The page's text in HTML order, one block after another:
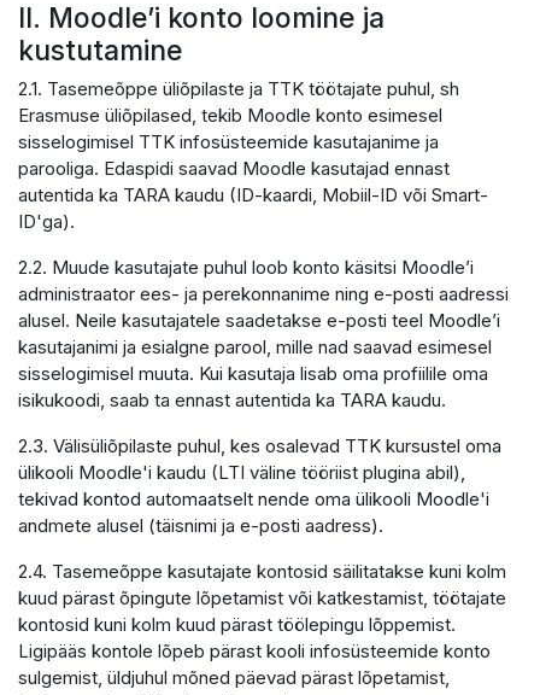
II. Moodle’i konto loomine ja
kustutamine
2.1. Tasemeõppe üliõpilaste ja TTK töötajate puhul, sh
Erasmuse üliõpilased, tekib Moodle konto esimesel
sisselogimisel TTK infosüsteemide kasutajanime ja
parooliga. Edaspidi saavad Moodle kasutajad ennast
autentida ka TARA kaudu (ID-kaardi, Mobiil-ID või Smart-
ID'ga).
2.2. Muude kasutajate puhul loob konto käsitsi Moodle’i
administraator ees- ja perekonnanime ning e-posti aadressi
alusel. Neile kasutajatele saadetakse e-posti teel Moodle’i
kasutajanimi ja esialgne parool, mille nad saavad esimesel
sisselogimisel muuta. Kui kasutaja lisab oma profiilile oma
isikukoodi, saab ta ennast autentida ka TARA kaudu.
2.3. Välisüliõpilaste puhul, kes osalevad TTK kursustel oma
ülikooli Moodle'i kaudu (LTI väline tööriist plugina abil),
tekivad kontod automaatselt nende oma ülikooli Moodle'i
andmete alusel (täisnimi ja e-posti aadress).
2.4. Tasemeõppe kasutajate kontosid säilitatakse kuni kolm
kuud pärast õpingute lõpetamist või katkestamist, töötajate
kontosid kuni kolm kuud pärast töölepingu lõppemist.
Ligipääs kontole lõpeb pärast kooli infosüsteemide konto
sulgemist, üldjuhul mõned päevad pärast lõpetamist,